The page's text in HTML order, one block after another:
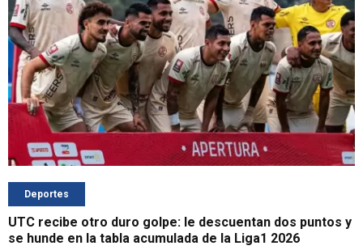
Deportes
UTC recibe otro duro golpe: le descuentan dos puntos y
se hunde en la tabla acumulada de la Liga1 2026